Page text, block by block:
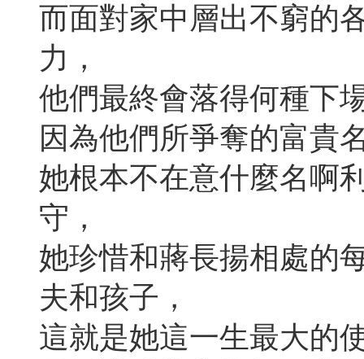
而面對家中層出不窮的
力，
他們最終會落得何種下
因為他們所爭奪的富貴
她根本不在意什麼名啊
守，
她珍惜和蔣長揚相處的
夫和孩子，
這就是她這一生最大的